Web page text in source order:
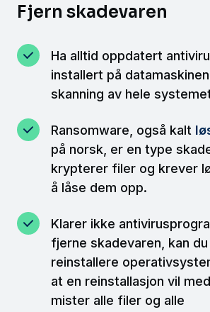
Fjern skadevaren
Ha alltid oppdatert
installert på
skanning av hele
Ransomware, også kalt
på norsk, er en type
krypterer filer og krever
å låse dem opp.
Klarer ikke
fjerne skadevaren, kan
reinstallere
at en reinstallasjon vil
mister alle filer og alle